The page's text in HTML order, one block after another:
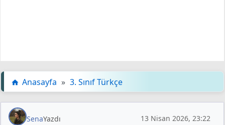
Anasayfa » 3. Sınıf Türkçe
SenaYazdı 13 Nisan 2026, 23:22